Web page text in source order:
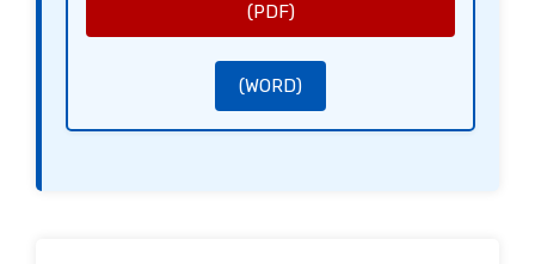
(PDF)
(WORD)